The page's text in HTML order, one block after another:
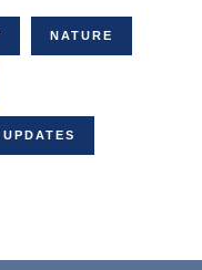
NATURE
UPDATES